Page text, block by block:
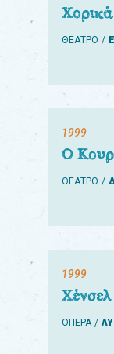
ΘΕΑΤΡΟ
1999
Ο
ΘΕΑΤΡΟ
1999
Χένσελ
ΟΠΕΡΑ